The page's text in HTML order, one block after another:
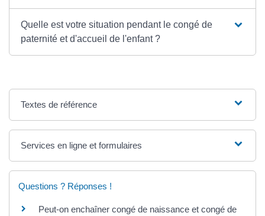
Quelle est votre situation pendant le congé de
paternité et d'accueil de l'enfant ?
Textes de référence
Services en ligne et formulaires
Questions ? Réponses !
Peut-on enchaîner congé de naissance et congé de